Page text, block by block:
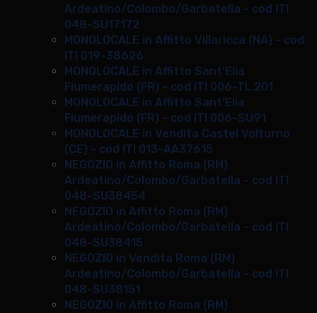
Ardeatino/Colombo/Garbatella - cod ITI
048-SU17172
MONOLOCALE in Affitto Villaricca (NA) - cod
ITI 019-38626
MONOLOCALE in Affitto Sant'Elia
Fiumerapido (FR) - cod ITI 006-TL 201
MONOLOCALE in Affitto Sant'Elia
Fiumerapido (FR) - cod ITI 006-SU91
MONOLOCALE in Vendita Castel Volturno
(CE) - cod ITI 013-AA37615
NEGOZIO in Affitto Roma (RM)
Ardeatino/Colombo/Garbatella - cod ITI
048-SU38454
NEGOZIO in Affitto Roma (RM)
Ardeatino/Colombo/Garbatella - cod ITI
048-SU38415
NEGOZIO in Vendita Roma (RM)
Ardeatino/Colombo/Garbatella - cod ITI
048-SU38151
NEGOZIO in Affitto Roma (RM)